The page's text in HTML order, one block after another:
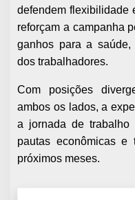
defendem flexibilidade
reforçam a campanha
ganhos para a
dos trabalhadores.
Com posições
ambos os lados, a
a jornada de trabalho
pautas econômicas e
próximos meses.